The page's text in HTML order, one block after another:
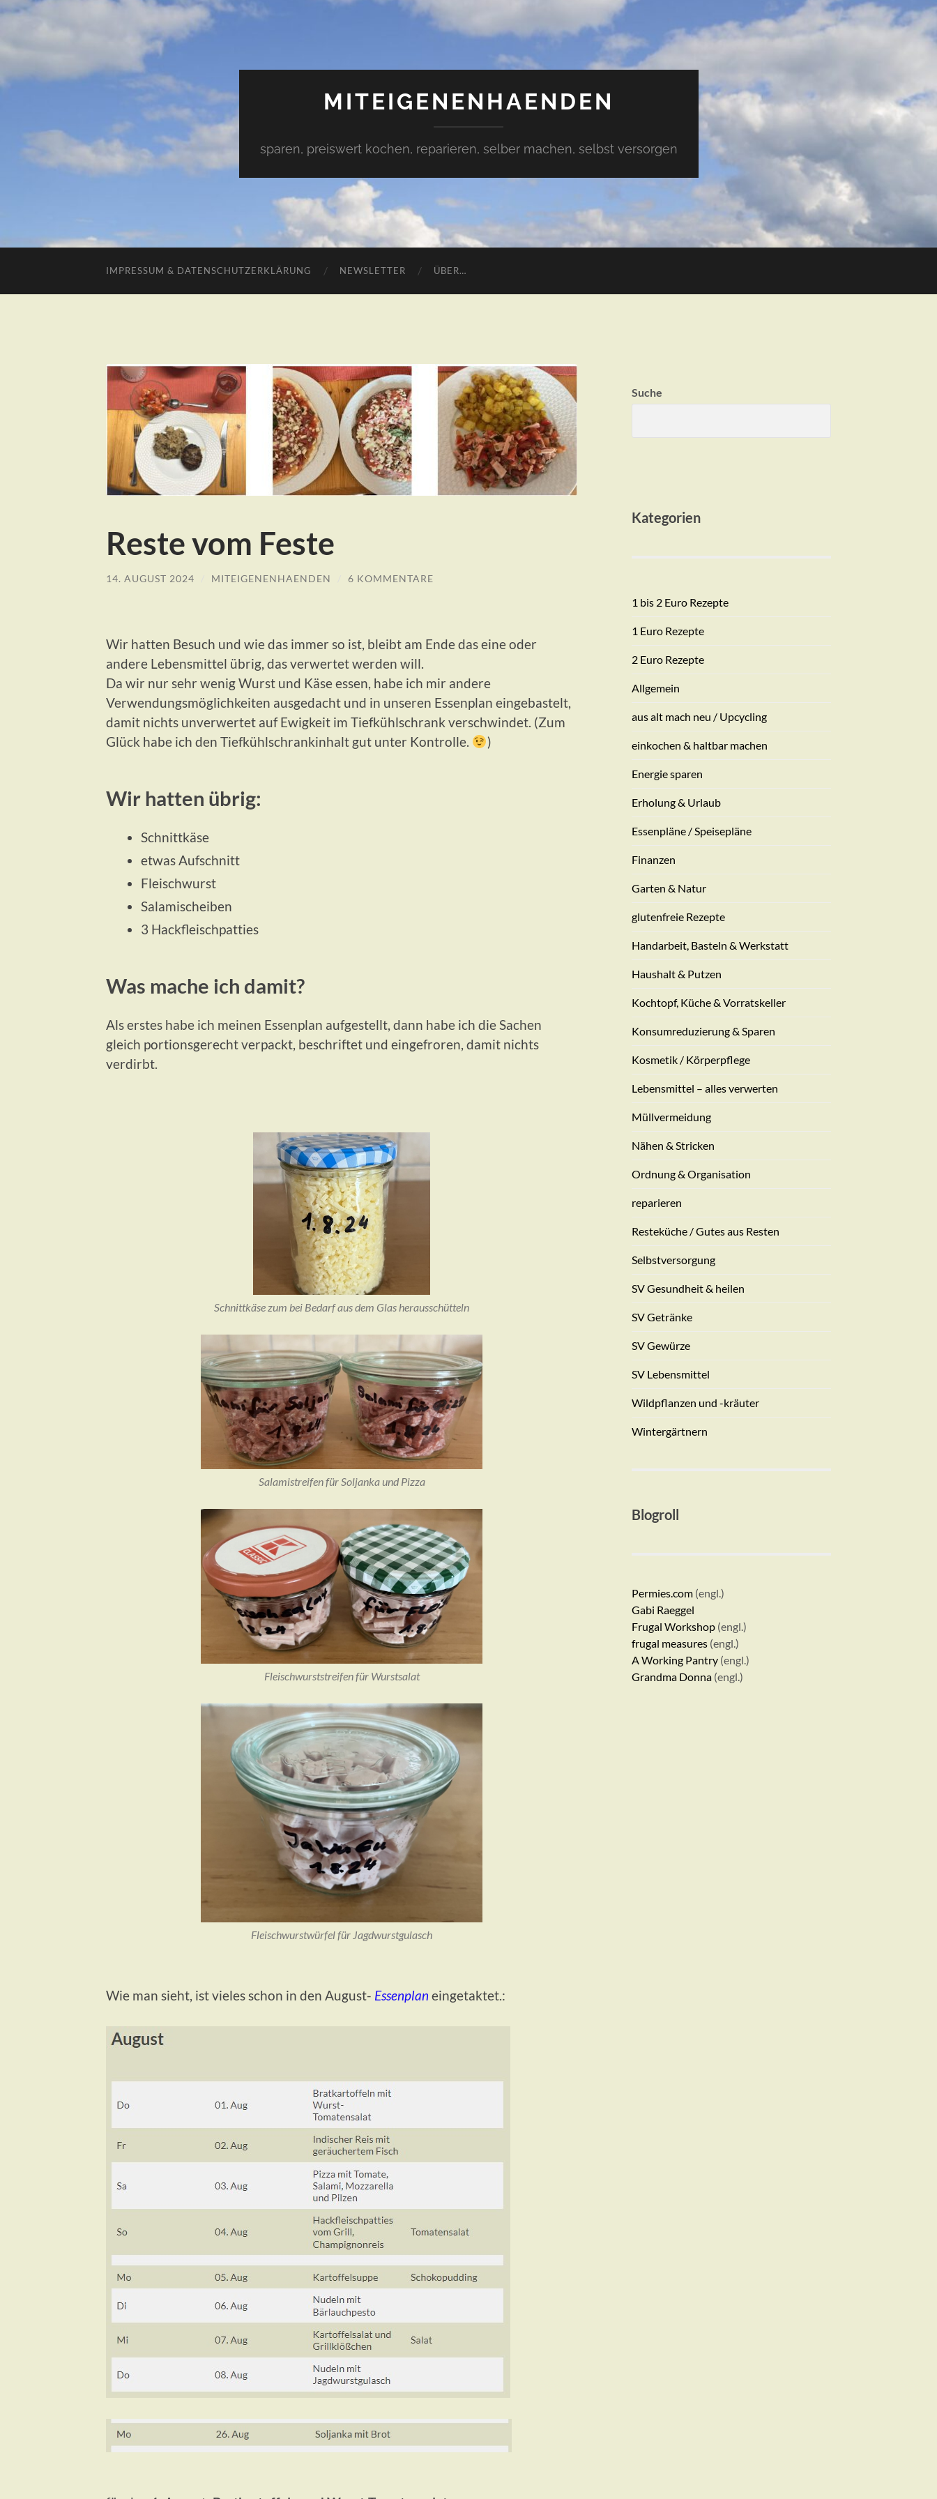
MITEIGENENHAENDEN
sparen, preiswert kochen, reparieren, selber machen, selbst versorgen
IMPRESSUM & DATENSCHUTZERKLÄRUNG NEWSLETTER ÜBER…
Reste vom Feste
14. AUGUST 2024 MITEIGENENHAENDEN 6 KOMMENTARE
Wir hatten Besuch und wie das immer so ist, bleibt am Ende das eine oder
andere Lebensmittel übrig, das verwertet werden will.
Da wir nur sehr wenig Wurst und Käse essen, habe ich mir andere
Verwendungsmöglichkeiten ausgedacht und in unseren Essenplan eingebastelt,
damit nichts unverwertet auf Ewigkeit im Tiefkühlschrank verschwindet. (Zum
Glück habe ich den Tiefkühlschrankinhalt gut unter Kontrolle.
)
Wir hatten übrig:
Schnittkäse
etwas Aufschnitt
Fleischwurst
Salamischeiben
3 Hackfleischpatties
Was mache ich damit?
Als erstes habe ich meinen Essenplan aufgestellt, dann habe ich die Sachen
gleich portionsgerecht verpackt, beschriftet und eingefroren, damit nichts
verdirbt.
Schnittkäse zum bei Bedarf aus dem Glas herausschütteln
Salamistreifen für Soljanka und Pizza
Fleischwurststreifen für Wurstsalat
Fleischwurstwürfel für Jagdwurstgulasch
Wie man sieht, ist vieles schon in den August- Essenplan eingetaktet.:
Suche
Kategorien
1 bis 2 Euro Rezepte
1 Euro Rezepte
2 Euro Rezepte
Allgemein
aus alt mach neu / Upcycling
einkochen & haltbar machen
Energie sparen
Erholung & Urlaub
Essenpläne / Speisepläne
Finanzen
Garten & Natur
glutenfreie Rezepte
Handarbeit, Basteln & Werkstatt
Haushalt & Putzen
Kochtopf, Küche & Vorratskeller
Konsumreduzierung & Sparen
Kosmetik / Körperpflege
Lebensmittel – alles verwerten
Müllvermeidung
Nähen & Stricken
Ordnung & Organisation
reparieren
Resteküche / Gutes aus Resten
Selbstversorgung
SV Gesundheit & heilen
SV Getränke
SV Gewürze
SV Lebensmittel
Wildpflanzen und -kräuter
Wintergärtnern
Blogroll
Permies.com (engl.)
Gabi Raeggel
Frugal Workshop (engl.)
frugal measures (engl.)
A Working Pantry (engl.)
Grandma Donna (engl.)